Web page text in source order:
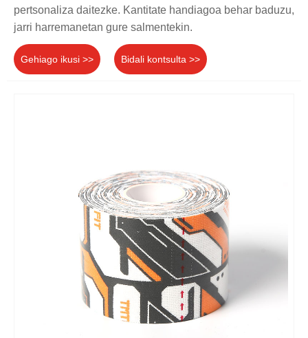
pertsonaliza daitezke. Kantitate handiagoa behar baduzu,
jarri harremanetan gure salmentekin.
Gehiago ikusi >> Bidali kontsulta >>